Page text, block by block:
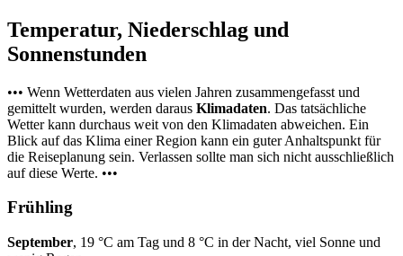
Temperatur, Niederschlag und
Sonnenstunden
••• Wenn Wetterdaten aus vielen Jahren zusammengefasst und
gemittelt wurden, werden daraus Klimadaten. Das tatsächliche
Wetter kann durchaus weit von den Klimadaten abweichen. Ein
Blick auf das Klima einer Region kann ein guter Anhaltspunkt für
die Reiseplanung sein. Verlassen sollte man sich nicht ausschließlich
auf diese Werte. •••
Frühling
September, 19 °C am Tag und 8 °C in der Nacht, viel Sonne und